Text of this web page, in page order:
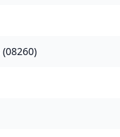
(08260)